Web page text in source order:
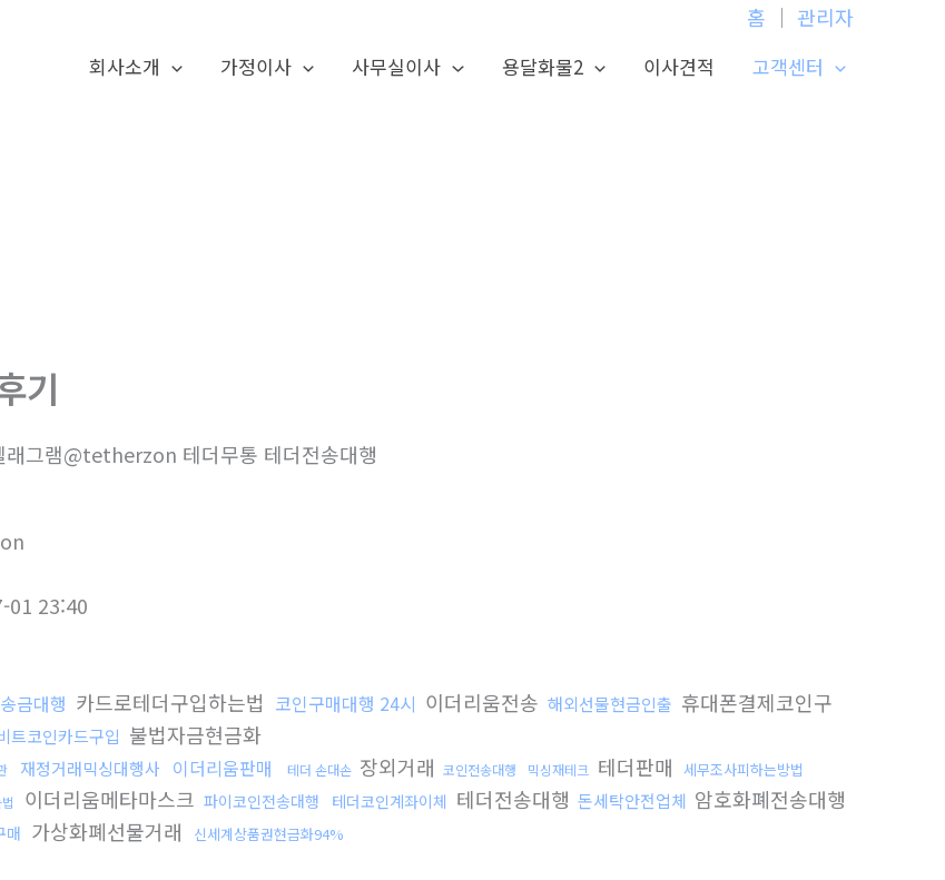
홈 │ 관리자
회사소개 가정이사 사무실이사 용달화물2 이사견적 고객센터
기
그램@tetherzon 테더무통 테더전송대행
01 23:40
금대행 카드로테더구입하는법 코인구매대행 24시 이더리움전송 해외선물현금인출 휴대폰결제코인구
트코인카드구입 불법자금현금화
재정거래믹싱대행사 이더리움판매 테더 손대손 장외거래 코인전송대행 믹싱재테크 테더판매 세무조사피하는방법
이더리움메타마스크 파이코인전송대행 테더코인계좌이체 테더전송대행 돈세탁안전업체 암호화폐전송대행
매 가상화폐선물거래 신세계상품권현금화94%